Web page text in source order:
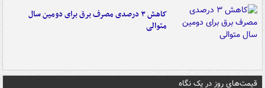
کاهش ۳ درصدی مصرف برق برای دومین سال
متوالی
قیمت‌های روز در یک نگاه